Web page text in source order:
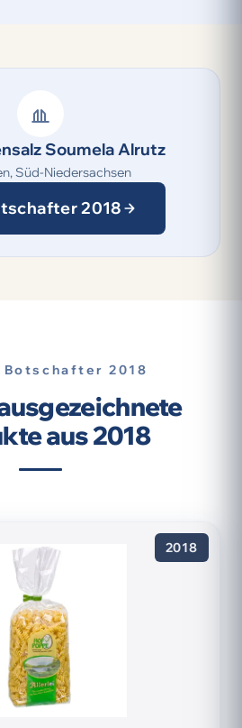
Soumela Alrutz
Süd-Niedersachsen
2018
2018
aus 2018
2018